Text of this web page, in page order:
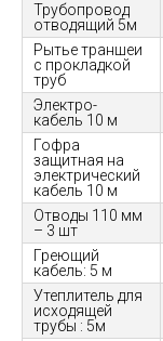
Трубопровод
отводящий 5м
Рытье траншеи
с прокладкой
труб
Электро-
кабель 10 м
Гофра
защитная на
электрический
кабель 10 м
Отводы 110 мм
– 3 шт
Греющий
кабель: 5 м
Утеплитель для
исходящей
трубы : 5м